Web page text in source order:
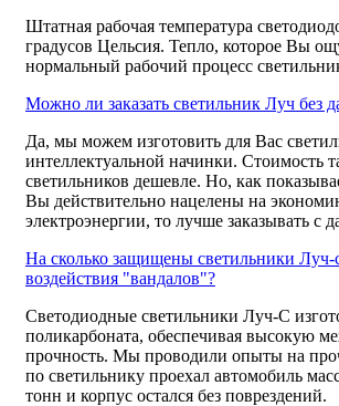
Штатная рабочая температура
градусов Цельсия. Тепло, которое Вы
нормальный рабочий процесс
Можно ли заказать светильник Луч без
Да, мы можем изготовить для Вас
интеллектуальной начинки. Стоимость
светильников дешевле. Но, как
Вы действительно нацелены на
электроэнергии, то лучше заказывать с
На сколько защищены светильники Луч-
воздействия "вандалов"?
Светодиодные светильники Луч-С
поликарбоната, обеспечивая высокую
прочность. Мы проводили опыты на
по светильнику проехал автомобиль
тонн и корпус остался без поврездений.